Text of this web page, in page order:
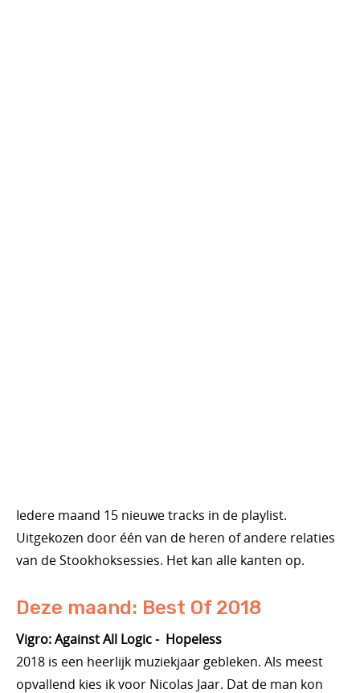
Iedere maand 15 nieuwe tracks in de playlist.
Uitgekozen door één van de heren of andere relaties
van de Stookhoksessies. Het kan alle kanten op.
Deze maand: Best Of 2018
Vigro: Against All Logic - Hopeless
2018 is een heerlijk muziekjaar gebleken. Als meest
opvallend kies ik voor Nicolas Jaar. Dat de man kon